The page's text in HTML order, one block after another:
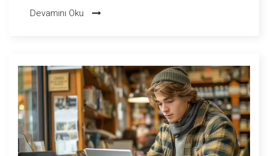
denemek isteyenler için birçok harika seçenek var. Güzel bir
adreslerini merak ediyorsanız, doğru yerdesiniz. Haydi, bu
ilginç deneyime birlikte bir göz atalım!
Devamını Oku